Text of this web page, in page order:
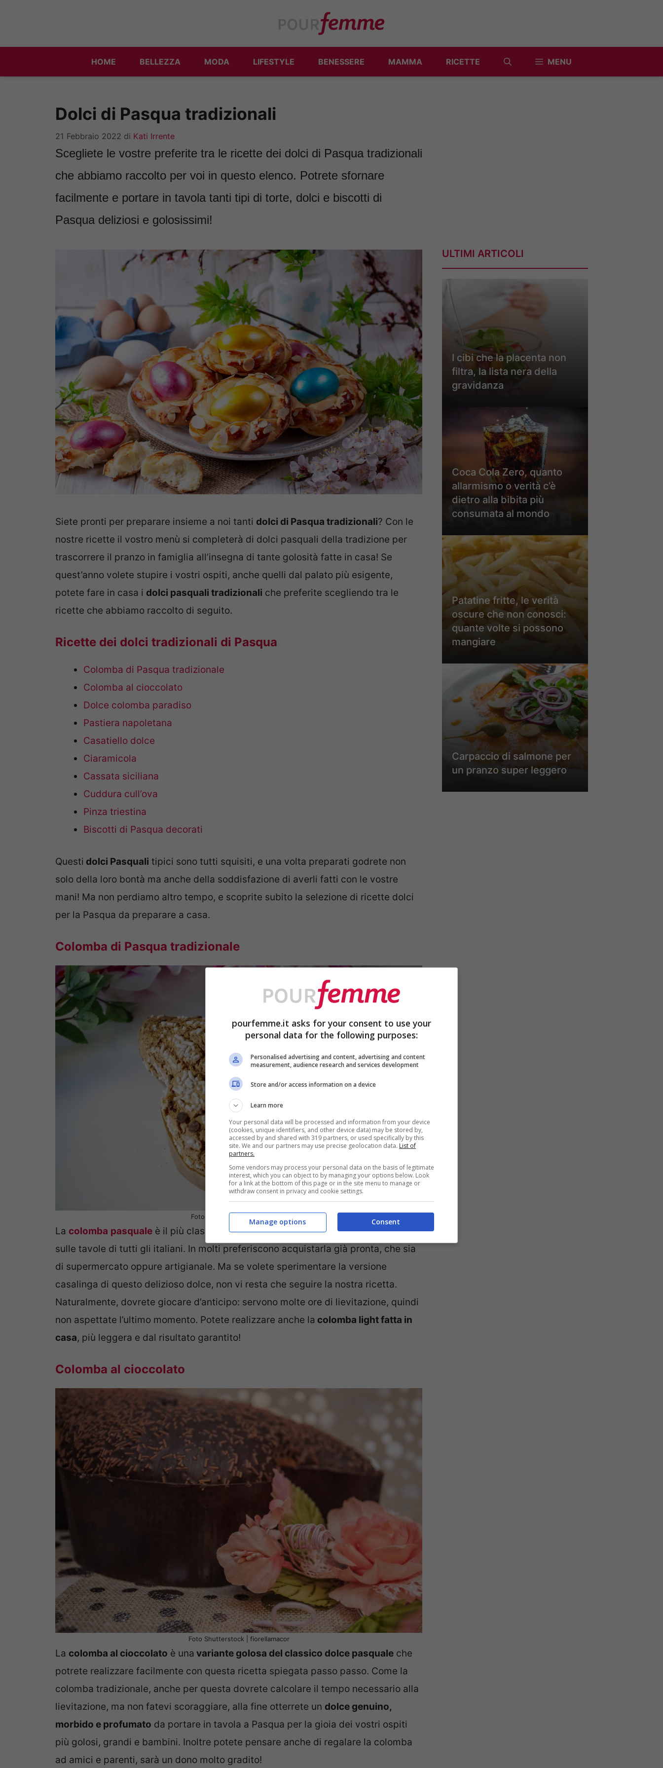
HOME BELLEZZA MODA LIFESTYLE BENESSERE MAMMA RICETTE MENU
Dolci di Pasqua tradizionali
21 Febbraio 2022 di Kati Irrente
Scegliete le vostre preferite tra le ricette dei dolci di Pasqua tradizionali
che abbiamo raccolto per voi in questo elenco. Potrete sfornare
facilmente e portare in tavola tanti tipi di torte, dolci e biscotti di
Pasqua deliziosi e golosissimi!
Siete pronti per preparare insieme a noi tanti dolci di Pasqua tradizionali? Con le
nostre ricette il vostro menù si completerà di dolci pasquali della tradizione per
trascorrere il pranzo in famiglia all’insegna di tante golosità fatte in casa! Se
quest’anno volete stupire i vostri ospiti, anche quelli dal palato più esigente,
potete fare in casa i dolci pasquali tradizionali che preferite scegliendo tra le
ricette che abbiamo raccolto di seguito.
Ricette dei dolci tradizionali di Pasqua
Colomba di Pasqua tradizionale
Colomba al cioccolato
Dolce colomba paradiso
Pastiera napoletana
Casatiello dolce
Ciaramicola
Cassata siciliana
Cuddura cull’ova
Pinza triestina
Biscotti di Pasqua decorati
Questi dolci Pasquali tipici sono tutti squisiti, e una volta preparati godrete non
solo della loro bontà ma anche della soddisfazione di averli fatti con le vostre
mani! Ma non perdiamo altro tempo, e scoprite subito la selezione di ricette dolci
per la Pasqua da preparare a casa.
Colomba di Pasqua tradizionale
Foto Pixabay | lavaligiainviaggio
La colomba pasquale è il più classico deidolci pasquali tradizionali, immancabile
sulle tavole di tutti gli italiani. In molti preferiscono acquistarla già pronta, che sia
di supermercato oppure artigianale. Ma se volete sperimentare la versione
casalinga di questo delizioso dolce, non vi resta che seguire la nostra ricetta.
Naturalmente, dovrete giocare d’anticipo: servono molte ore di lievitazione, quindi
non aspettate l’ultimo momento. Potete realizzare anche la colomba light fatta in
casa, più leggera e dal risultato garantito!
Colomba al cioccolato
Foto Shutterstock | fiorellamacor
La colomba al cioccolato è una variante golosa del classico dolce pasquale che
potrete realizzare facilmente con questa ricetta spiegata passo passo. Come la
colomba tradizionale, anche per questa dovrete calcolare il tempo necessario alla
lievitazione, ma non fatevi scoraggiare, alla fine otterrete un dolce genuino,
morbido e profumato da portare in tavola a Pasqua per la gioia dei vostri ospiti
più golosi, grandi e bambini. Inoltre potete pensare anche di regalare la colomba
ad amici e parenti, sarà un dono molto gradito!
ULTIMI ARTICOLI
I cibi che la placenta non
filtra, la lista nera della
gravidanza
Coca Cola Zero, quanto
allarmismo o verità c’è
dietro alla bibita più
consumata al mondo
Patatine fritte, le verità
oscure che non conosci:
quante volte si possono
mangiare
Carpaccio di salmone per
un pranzo super leggero
pourfemme.it asks for your consent to use your
personal data for the following purposes:
Personalised advertising and content, advertising and content
measurement, audience research and services development
Store and/or access information on a device
Learn more
Your personal data will be processed and information from your device
(cookies, unique identifiers, and other device data) may be stored by,
accessed by and shared with 319 partners, or used specifically by this
site. We and our partners may use precise geolocation data. List of
partners.
Some vendors may process your personal data on the basis of legitimate
interest, which you can object to by managing your options below. Look
for a link at the bottom of this page or in the site menu to manage or
withdraw consent in privacy and cookie settings.
Consent
Manage options